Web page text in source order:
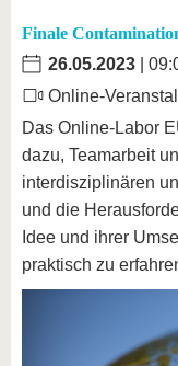
Finale
26.05.2023 |
Online-
Das Online-Labor
dazu, Teamarbeit
interdisziplinären
und die
Idee und ihrer
praktisch zu